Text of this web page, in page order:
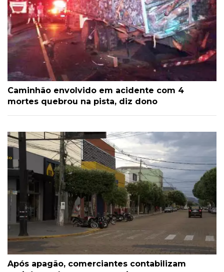
Caminhão envolvido em acidente com 4
mortes quebrou na pista, diz dono
Após apagão, comerciantes contabilizam